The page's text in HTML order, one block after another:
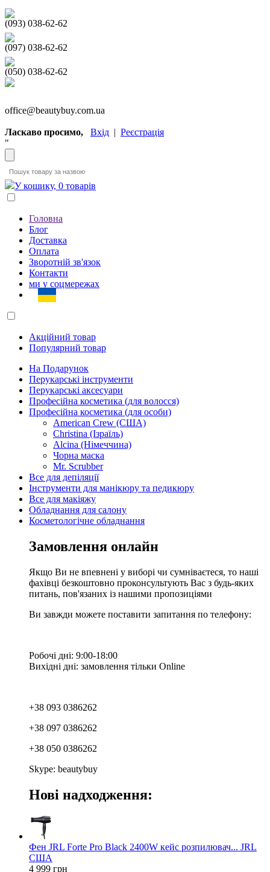
(093) 038-62-62
(097) 038-62-62
(050) 038-62-62
office@beautybuy.com.ua
Ласкаво просимо, Вхід | Реєстрація
"
У кошику, 0 товарів
Головна
Блог
Доставка
Оплата
Зворотній зв'язок
Контакти
ми у соцмережах
Акційний товар
Популярний товар
На Подарунок
Перукарські інструменти
Перукарські аксесуари
Професійна косметика (для волосся)
Професійна косметика (для особи)
American Crew (США)
Christina (Ізраїль)
Alcina (Німеччина)
Чорна маска
Mr. Scrubber
Все для депіляції
Інструменти для манікюру та педикюру
Все для макіяжу
Обладнання для салону
Косметологічне обладнання
Замовлення онлайн
Якщо Ви не впевнені у виборі чи сумніваєтеся, то наші
фахівці безкоштовно проконсультують Вас з будь-яких
питань, пов'язаних із нашими пропозиціями
Ви завжди можете поставити запитання по телефону:
Робочі дні: 9:00-18:00
Вихідні дні: замовлення тільки Online
+38 093 0386262
+38 097 0386262
+38 050 0386262
Skype: beautybuy
Нові надходження:
Фен JRL Forte Pro Black 2400W кейс розпилювач... JRL
США
4 999 грн